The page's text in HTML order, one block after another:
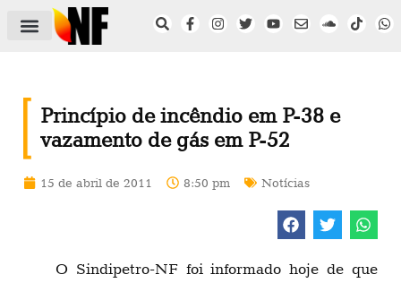
Princípio de incêndio em P-38 e
vazamento de gás em P-52
15 de abril de 2011 8:50 pm Notícias
O Sindipetro-NF foi informado hoje de que